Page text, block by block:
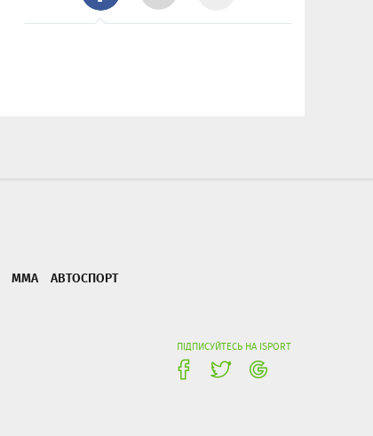
ММА АВТОСПОРТ
ПІДПИСУЙТЕСЬ НА ISPORT